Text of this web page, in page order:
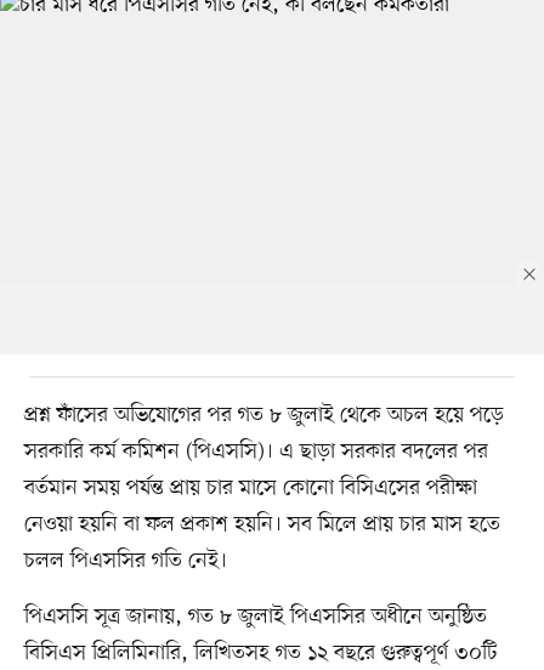
প্রশ্ন ফাঁসের অভিযোগের পর গত ৮ জুলাই থেকে অচল হয়ে পড়ে
সরকারি কর্ম কমিশন (পিএসসি)। এ ছাড়া সরকার বদলের পর
বর্তমান সময় পর্যন্ত প্রায় চার মাসে কোনো বিসিএসের পরীক্ষা
নেওয়া হয়নি বা ফল প্রকাশ হয়নি। সব মিলে প্রায় চার মাস হতে
চলল পিএসসির গতি নেই।
পিএসসি সূত্র জানায়, গত ৮ জুলাই পিএসসির অধীনে অনুষ্ঠিত
বিসিএস প্রিলিমিনারি, লিখিতসহ গত ১২ বছরে গুরুত্বপূর্ণ ৩০টি